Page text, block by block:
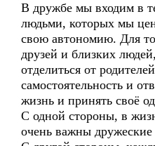
В дружбе мы входим в
людьми, которых мы
свою автономию. Для
друзей и близких
отделиться от
самостоятельность и
жизнь и принять своё
С одной стороны, в
очень важны